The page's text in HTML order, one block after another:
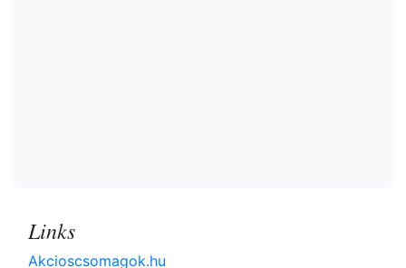
Links
Akcioscsomagok.hu